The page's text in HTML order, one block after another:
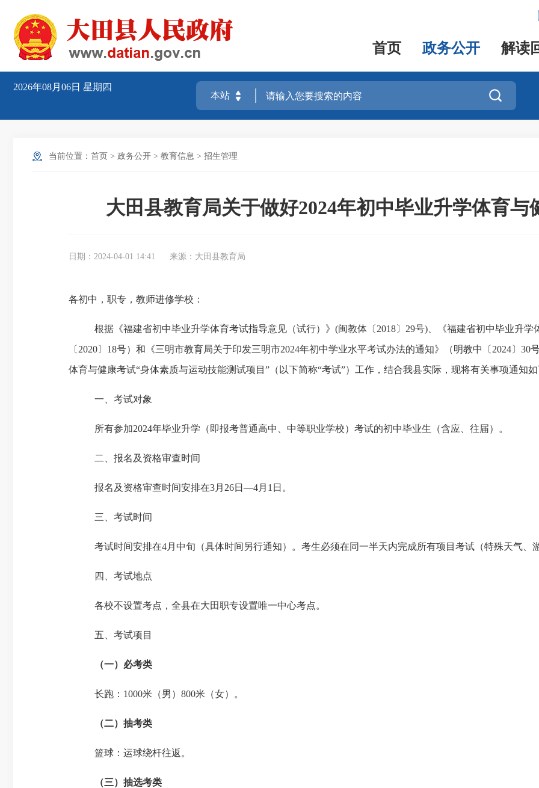
首页 政务公开 解读
2026年08月06日 星期四

当前位置： 首页 > 政务公开 > 教育信息 > 招生管理
大田县教育局关于做好2024年初中毕业升学体育与
日期：2024-04-01 14:41 来源：大田县教育局
各初中，职专，教师进修学校：
根据《福建省初中毕业升学体育考试指导意见（试行）》 (闽教体〔2018〕29号)、
《福建省初中毕业升
〔 2020〕18号） 和《三明市教育局关于印发三明市2024年初中学业水平考试办法的通知》（明教中〔2024〕30号
体育与健康考试“身体素质与运动技能测试项目”（以下简称“考试”）工作，结合我县实际， 现将有关事项通知如
一、 考试对象
所有参加2024年毕业升学（即报考普通高中、中等职业学校）考试的初中毕业生（含应、往届）。
二、 报名及资格审查时间
报名及资格审查时间安排在3月 26日 —4月1 日。
三、 考试时间
考试时间安排在4月中旬（具体时间另行通知）。 考生必须在同一半天内完成所有项目考试（特殊天气、
四、 考试地点
各校不设置考点，全县在大田职专设置唯一中心考点。
五、 考试项目
（一） 必考类
长跑： 1000米（男）800米（女）。
（二） 抽考类
篮球：运球绕杆往返 。
（三） 抽选考类